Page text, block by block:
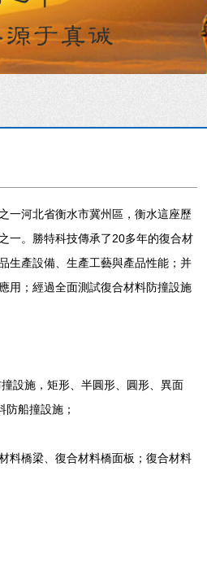
一河北省衡水市冀州區，衡水這座歷
一。勝特科技傳承了20多年的復合材
生產設備、生產工藝與產品性能；并
用；經過全面測試復合材料防撞設施
設施，矩形、半圓形、圓形、異面
船撞設施；
料橋梁、復合材料橋面板；復合材料